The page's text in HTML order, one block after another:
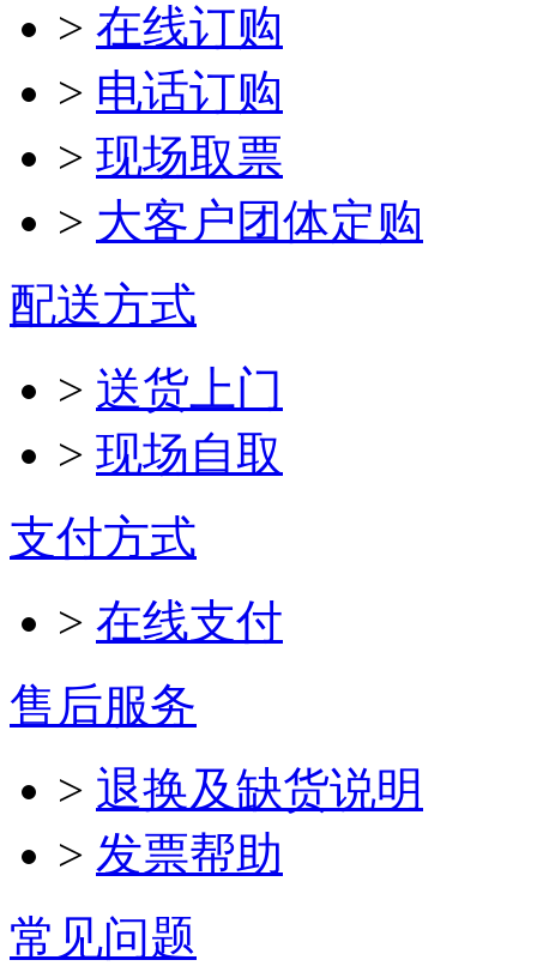
> 在线订购
> 电话订购
> 现场取票
> 大客户团体定购
配送方式
> 送货上门
> 现场自取
支付方式
> 在线支付
售后服务
> 退换及缺货说明
> 发票帮助
常见问题